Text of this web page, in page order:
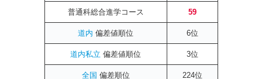
普通科総合進学コース 59
道内 偏差値順位 6位
道内私立 偏差値順位 3位
全国 偏差順位 224位